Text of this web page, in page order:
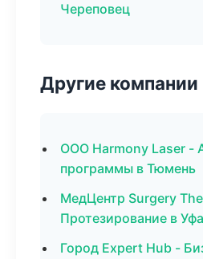
Череповец
Другие компании
ООО Harmony Laser -
программы в Тюмень
МедЦентр Surgery
Протезирование в Уфа
Город Expert Hub -